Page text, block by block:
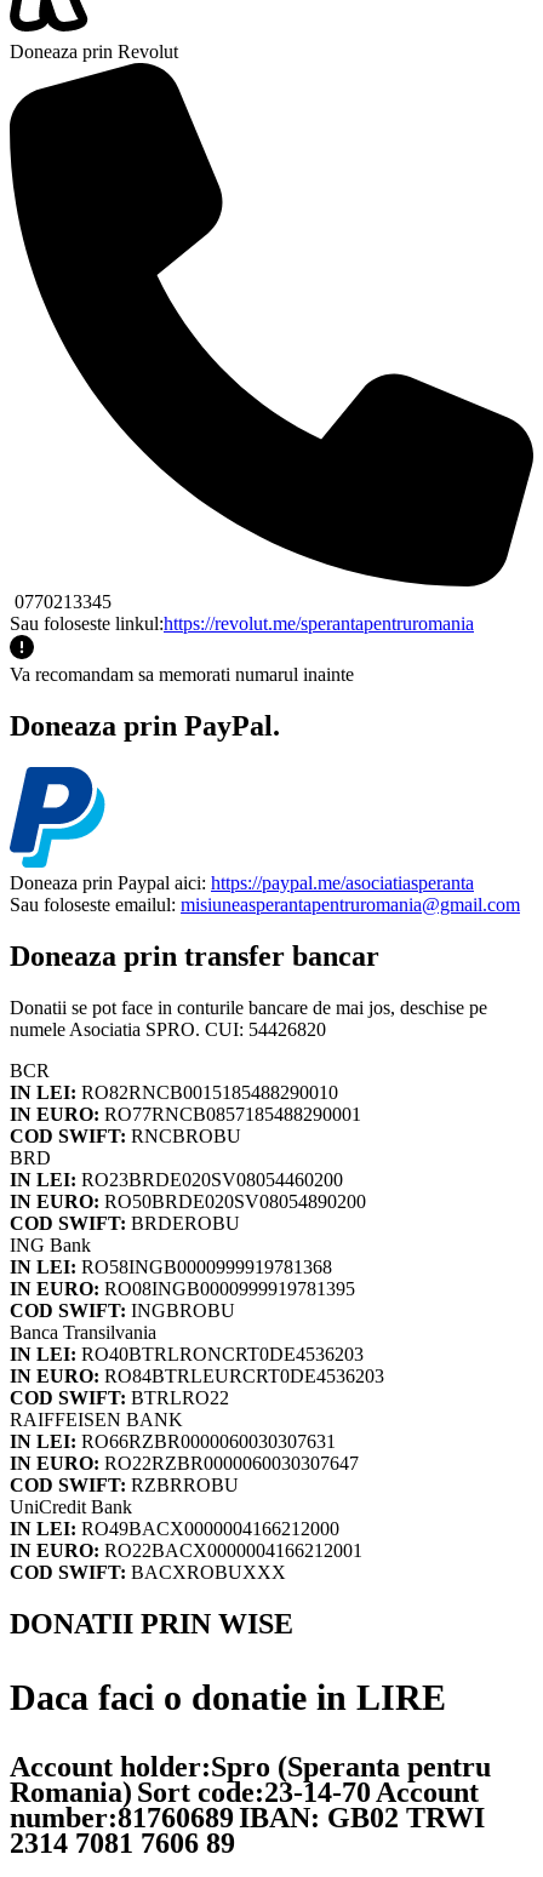
Doneaza prin Revolut
0770213345
Sau foloseste linkul:https://revolut.me/sperantapentruromania
Va recomandam sa memorati numarul inainte
Doneaza prin PayPal.
Doneaza prin Paypal aici: https://paypal.me/asociatiasperanta
Sau foloseste emailul: misiuneasperantapentruromania@gmail.com
Doneaza prin transfer bancar
Donatii se pot face in conturile bancare de mai jos, deschise pe
numele Asociatia SPRO. CUI: 54426820
BCR
IN LEI: RO82RNCB0015185488290010
IN EURO: RO77RNCB0857185488290001
COD SWIFT: RNCBROBU
BRD
IN LEI: RO23BRDE020SV08054460200
IN EURO: RO50BRDE020SV08054890200
COD SWIFT: BRDEROBU
ING Bank
IN LEI: RO58INGB0000999919781368
IN EURO: RO08INGB0000999919781395
COD SWIFT: INGBROBU
Banca Transilvania
IN LEI: RO40BTRLRONCRT0DE4536203
IN EURO: RO84BTRLEURCRT0DE4536203
COD SWIFT: BTRLRO22
RAIFFEISEN BANK
IN LEI: RO66RZBR0000060030307631
IN EURO: RO22RZBR0000060030307647
COD SWIFT: RZBRROBU
UniCredit Bank
IN LEI: RO49BACX0000004166212000
IN EURO: RO22BACX0000004166212001
COD SWIFT: BACXROBUXXX
DONATII PRIN WISE
Daca faci o donatie in LIRE
Account holder:Spro (Speranta pentru
Romania) Sort code:23-14-70Account
number:81760689IBAN: GB02 TRWI
2314 7081 7606 89